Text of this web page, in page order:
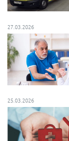
27.03.2026
25.03.2026